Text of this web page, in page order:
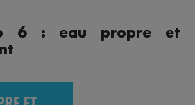
6 : eau propre et